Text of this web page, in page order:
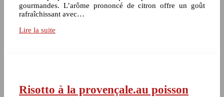
gourmandes. L’arôme prononcé de citron offre un goût
rafraîchissant avec…
Lire la suite
Risotto à la provençale.au poisson